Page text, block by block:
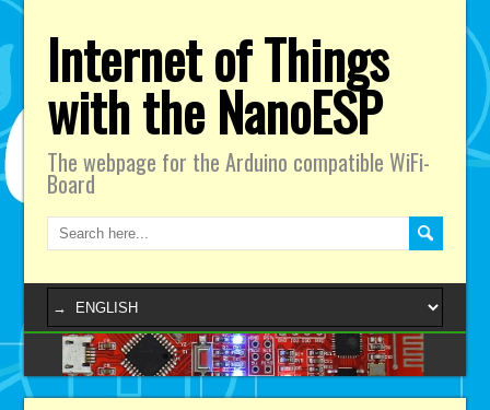
Internet of Things
with the NanoESP
The webpage for the Arduino compatible WiFi-
Board